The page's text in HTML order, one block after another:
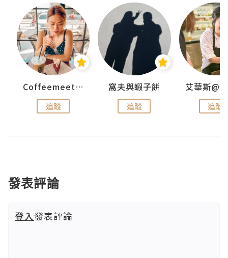
Coffeemeetjojo
追蹤
窩夫與蝦子餅
追蹤 追蹤
發表評論
登入發表評論